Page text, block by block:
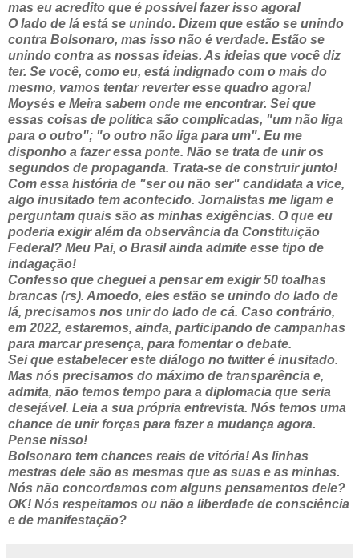
mas eu acredito que é possível fazer isso agora!
O lado de lá está se unindo. Dizem que estão se unindo
contra Bolsonaro, mas isso não é verdade. Estão se
unindo contra as nossas ideias. As ideias que você diz
ter. Se você, como eu, está indignado com o mais do
mesmo, vamos tentar reverter esse quadro agora!
Moysés e Meira sabem onde me encontrar. Sei que
essas coisas de política são complicadas, "um não liga
para o outro"; "o outro não liga para um". Eu me
disponho a fazer essa ponte. Não se trata de unir os
segundos de propaganda. Trata-se de construir junto!
Com essa história de "ser ou não ser" candidata a vice,
algo inusitado tem acontecido. Jornalistas me ligam e
perguntam quais são as minhas exigências. O que eu
poderia exigir além da observância da Constituição
Federal? Meu Pai, o Brasil ainda admite esse tipo de
indagação!
Confesso que cheguei a pensar em exigir 50 toalhas
brancas (rs). Amoedo, eles estão se unindo do lado de
lá, precisamos nos unir do lado de cá. Caso contrário,
em 2022, estaremos, ainda, participando de campanhas
para marcar presença, para fomentar o debate.
Sei que estabelecer este diálogo no twitter é inusitado.
Mas nós precisamos do máximo de transparência e,
admita, não temos tempo para a diplomacia que seria
desejável. Leia a sua própria entrevista. Nós temos uma
chance de unir forças para fazer a mudança agora.
Pense nisso!
Bolsonaro tem chances reais de vitória! As linhas
mestras dele são as mesmas que as suas e as minhas.
Nós não concordamos com alguns pensamentos dele?
OK! Nós respeitamos ou não a liberdade de consciência
e de manifestação?